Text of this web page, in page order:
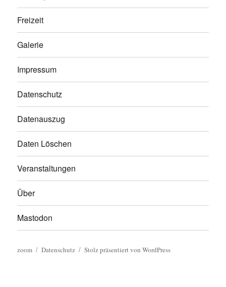
Freizeit
Galerie
Impressum
Datenschutz
Datenauszug
Daten Löschen
Veranstaltungen
Über
Mastodon
zoom Datenschutz Stolz präsentiert von WordPress